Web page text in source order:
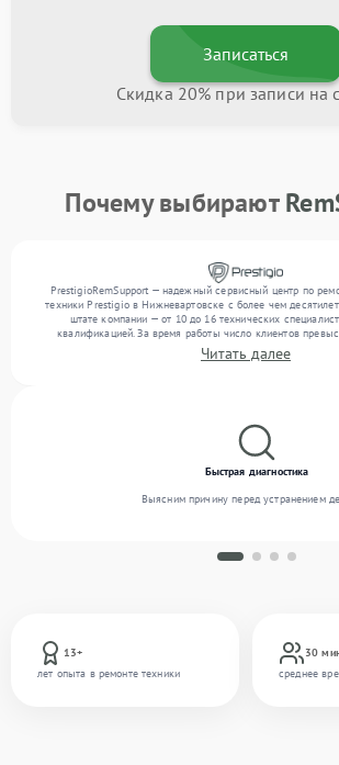
Записаться
Скидка 20% при записи на
Почему выбирают
PrestigioRemSupport — надежный сервисный центр по
техники Prestigio в Нижневартовске с более чем
штате компании — от 10 до 16 технических
квалификацией. За время работы число клиентов
выполнено выполнено более 12 000 ремонтов.
поступает свыше 300 единиц техники, включая , , . Мы
Читать далее
13+
лет опыта в ремонте техники
30
среднее
Быстрая диагностика
Выясним причину перед устранением